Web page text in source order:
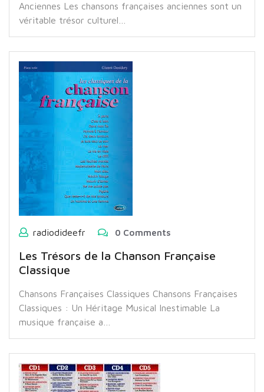
Anciennes Les chansons françaises anciennes sont un
véritable trésor culturel…
radiodideefr 0 Comments
Les Trésors de la Chanson Française
Classique
Chansons Françaises Classiques Chansons Françaises
Classiques : Un Héritage Musical Inestimable La
musique française a…